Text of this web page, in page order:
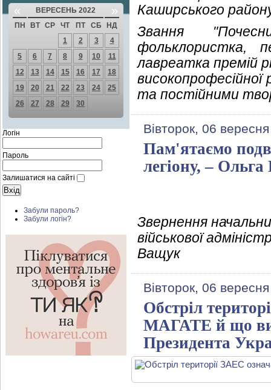
« ВЕРЕСЕНЬ 2022 »
ПН ВТ СР ЧТ ПТ СБ
НД
1
2 3
4
5
6 7 8 9 10
11
12
13 14 15 16 17
18
19
20 21 22 23 24
25
26
27 28 29 30
Логін
Пароль
Залишатися на сайті
Забули пароль?
Забули логін?
Каширського
Звання
фольклористка,
лавреатка премій
та постійними
Вівторок, 06
Пам'ятаємо
легіону, –
Звернення
військової
Ващук
Вівторок, 06
Обстріл
МАГАТЕ й що
Президента